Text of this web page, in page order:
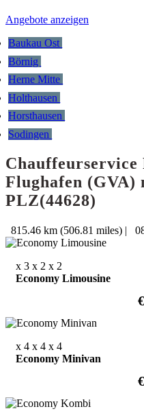
Angebote anzeigen
Baukau Ost
Börnig
Herne Mitte
Holthausen
Horsthausen
Sodingen
Chauffeurservice
Flughafen (GVA)
PLZ(44628)
815.46 km (506.81 miles) |
x 3 x 2 x 2
Economy Limousine
x 4 x 4 x 4
Economy Minivan